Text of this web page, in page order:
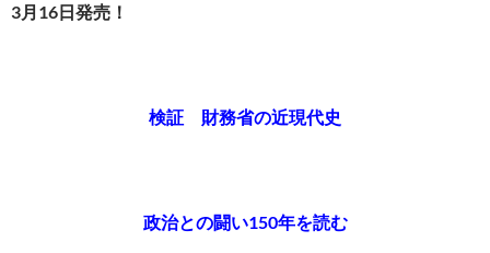
3月16日発売！
検証 財務省の近現代史
政治との闘い150年を読む